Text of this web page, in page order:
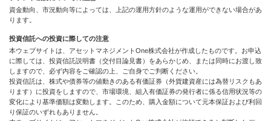
資金動向、市況動向等によっては、上記の運用方針のような運用ができない場合があ
ります。
投資信託への投資に際しての注意
本ウェブサイトは、アセットマネジメントOne株式会社が作成したものです。お申込
に際しては、投資信託説明書（交付目論見書）をあらかじめ、または同時にお渡し致
しますので、必ず内容をご確認の上、ご自身でご判断ください。
投資信託は、株式や債券等の値動きのある有価証券（外貨建資産には為替リスクもあ
ります）に投資をしますので、市場環境、組入有価証券の発行者に係る信用状況等の
変化により基準価額は変動します。このため、購入金額について元本保証および利回
り保証のいずれもありません。